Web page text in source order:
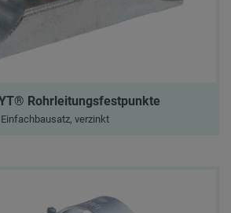
Rohrleitungsfestpunkte
Einfachbausatz, verzinkt